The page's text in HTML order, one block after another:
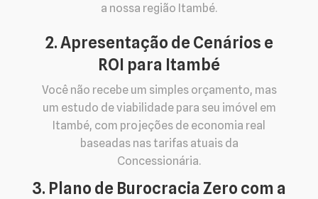
a nossa região Itambé.
2. Apresentação de Cenários e
ROI para Itambé
Você não recebe um simples orçamento, mas
um estudo de viabilidade para seu imóvel em
Itambé, com projeções de economia real
baseadas nas tarifas atuais da
Concessionária.
3. Plano de Burocracia Zero com a